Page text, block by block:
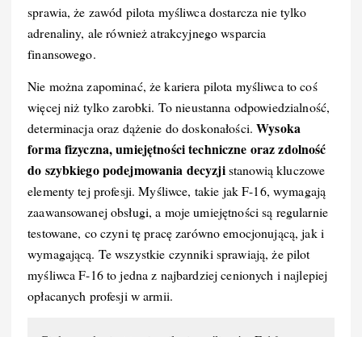
sprawia, że zawód pilota myśliwca dostarcza nie tylko
adrenaliny, ale również atrakcyjnego wsparcia
finansowego.
Nie można zapominać, że kariera pilota myśliwca to coś
więcej niż tylko zarobki. To nieustanna odpowiedzialność,
determinacja oraz dążenie do doskonałości.Wysoka
forma fizyczna, umiejętności techniczne oraz zdolność
do szybkiego podejmowania decyzjistanowią kluczowe
elementy tej profesji. Myśliwce, takie jak F-16, wymagają
zaawansowanej obsługi, a moje umiejętności są regularnie
testowane, co czyni tę pracę zarówno emocjonującą, jak i
wymagającą. Te wszystkie czynniki sprawiają, że pilot
myśliwca F-16 to jedna z najbardziej cenionych i najlepiej
opłacanych profesji w armii.